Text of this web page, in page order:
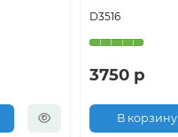
D3516
3750 р
В корзину